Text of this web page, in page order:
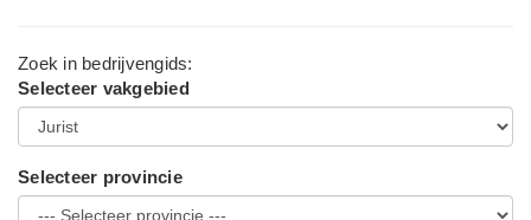
Zoek in bedrijvengids:
Selecteer vakgebied
Selecteer provincie